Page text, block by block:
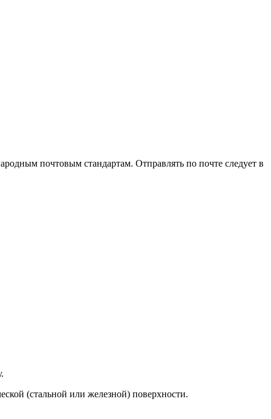
почтовым стандартам. Отправлять по почте следует в
(стальной или железной) поверхности.